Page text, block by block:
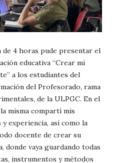
de 4 horas pude presentar el
educativa “Crear mi
a los estudiantes del
del Profesorado, rama
de la ULPGC. En el
misma compartí mis
experiencia, así como la
docente de crear su
donde vaya guardando todas
instrumentos y métodos